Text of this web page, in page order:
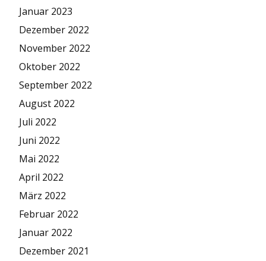
Januar 2023
Dezember 2022
November 2022
Oktober 2022
September 2022
August 2022
Juli 2022
Juni 2022
Mai 2022
April 2022
März 2022
Februar 2022
Januar 2022
Dezember 2021